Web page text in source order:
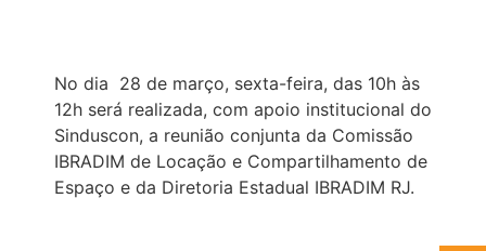
No dia 28 de março, sexta-feira, das 10h às
12h será realizada, com apoio institucional do
Sinduscon, a reunião conjunta da Comissão
IBRADIM de Locação e Compartilhamento de
Espaço e da Diretoria Estadual IBRADIM RJ.